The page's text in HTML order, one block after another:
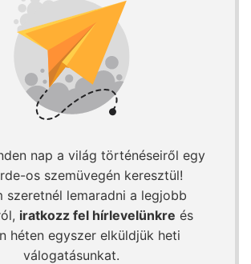
nap a világ történéseiről egy
os szemüvegén keresztül!
szeretnél lemaradni a legjobb
iratkozz fel hírlevelünkre és
héten egyszer elküldjük heti
válogatásunkat.